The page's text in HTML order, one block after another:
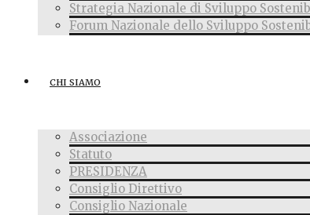
Strategia Nazionale di Sviluppo
Forum Nazionale dello Sviluppo
CHI SIAMO
Associazione
Statuto
PRESIDENZA
Consiglio Direttivo
Consiglio Nazionale